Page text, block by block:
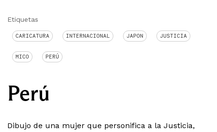
Etiquetas
CARICATURA INTERNACIONAL JAPON JUSTICIA
MICO PERÚ
Perú
Dibujo de una mujer que personifica a la Justicia,